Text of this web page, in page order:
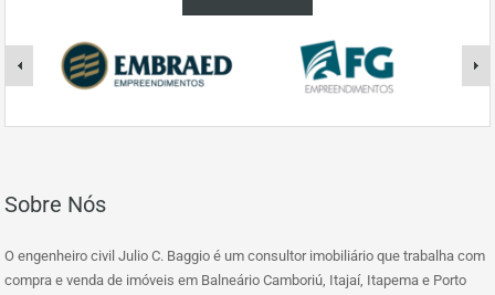
Sobre Nós
O engenheiro civil Julio C. Baggio é um consultor imobiliário que trabalha com
compra e venda de imóveis em Balneário Camboriú, Itajaí, Itapema e Porto